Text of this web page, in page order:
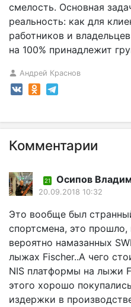
смелость. Основная
реальность: как для
работников и
на 100% принадлежит
Андрей Краснов
Комментарии
21 Осипов
20.09.2018 10:32
Это вообще был
спортсмена, это
вероятно намазанных
лыжах Fischer..А чего
NIS платформы на лыжи
этого хорошо
издержки в